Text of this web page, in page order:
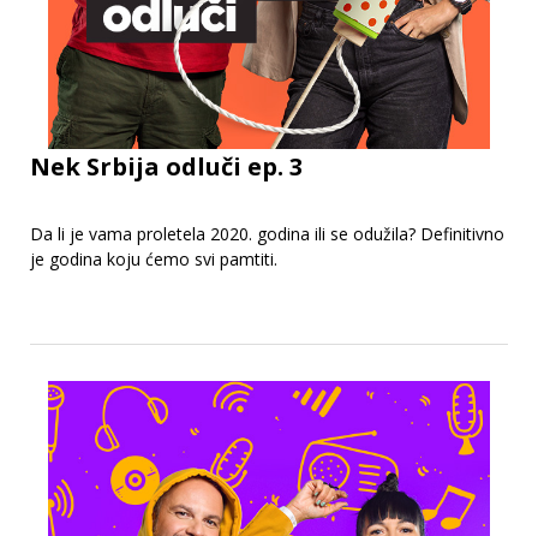
Nek Srbija odluči ep. 3
Da li je vama proletela 2020. godina ili se odužila? Definitivno
je godina koju ćemo svi pamtiti.